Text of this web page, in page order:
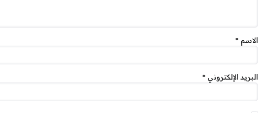
الاسم *
البريد الإلكتروني *